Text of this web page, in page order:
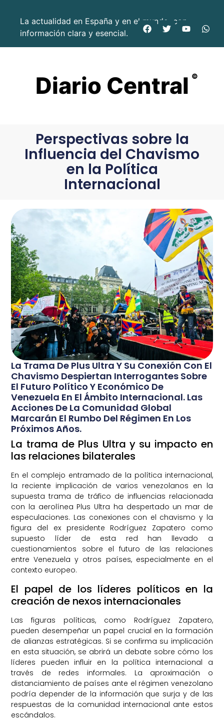
La actualidad en España y en el mundo, con
información clara y esencial.
Diario Central ©
Perspectivas sobre la
Influencia del Chavismo
en la Política
Internacional
La Trama De Plus Ultra Y Su Conexión Con El
Chavismo Despiertan Interrogantes Sobre
El Futuro Político Y Económico De
Venezuela En El Ámbito Internacional. Las
Acciones De La Comunidad Global
Marcarán El Rumbo Del Régimen En Los
Próximos Años.
La trama de Plus Ultra y su impacto en
las relaciones bilaterales
En el complejo entramado de la política internacional,
la reciente implicación de varios venezolanos en la
supuesta trama de tráfico de influencias relacionada
con la aerolínea Plus Ultra ha despertado un mar de
especulaciones. Las conexiones con el chavismo y la
figura del ex presidente Rodríguez Zapatero como
supuesto líder de esta red han llevado a
cuestionamientos sobre el futuro de las relaciones
entre Venezuela y otros países, especialmente en el
contexto europeo.
El papel de los líderes políticos en la
creación de nexos internacionales
Las figuras políticas, como Rodríguez Zapatero,
pueden desempeñar un papel crucial en la formación
de alianzas estratégicas. Si se confirma su implicación
en esta situación, se abrirá un debate sobre cómo los
líderes pueden influir en la política internacional a
través de redes informales. La aproximación o
distanciamiento de países ante el régimen venezolano
podría depender de la información que surja y de las
respuestas de la comunidad internacional ante estos
escándalos.